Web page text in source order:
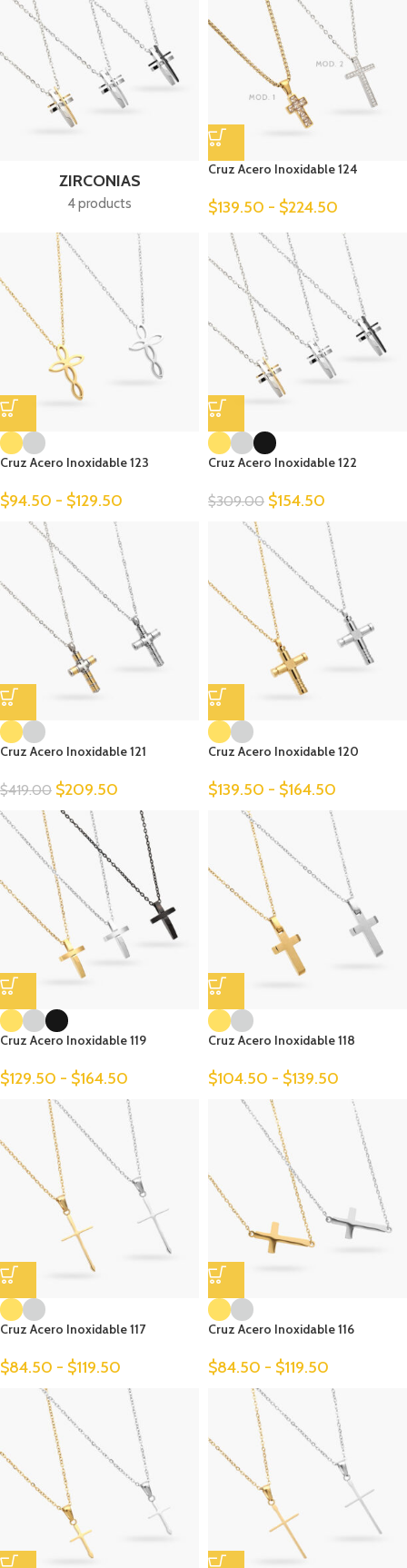
ZIRCONIAS
4 products
Cruz Acero Inoxidable 124
$139.50 - $224.50
Cruz Acero Inoxidable 123
$94.50 - $129.50
Cruz Acero Inoxidable 122
$309.00 $154.50
Cruz Acero Inoxidable 121
$419.00 $209.50
Cruz Acero Inoxidable 120
$139.50 - $164.50
Cruz Acero Inoxidable 119
$129.50 - $164.50
Cruz Acero Inoxidable 118
$104.50 - $139.50
Cruz Acero Inoxidable 117
$84.50 - $119.50
Cruz Acero Inoxidable 116
$84.50 - $119.50